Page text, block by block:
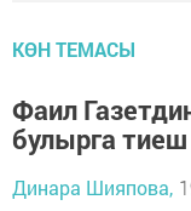
КӨН ТЕМАСЫ
Фаил
булырга тиеш
Динара Шияпова,